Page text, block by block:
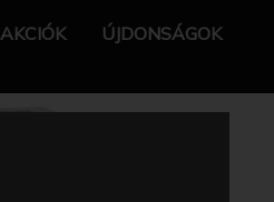
AKCIÓK ÚJDONSÁGOK